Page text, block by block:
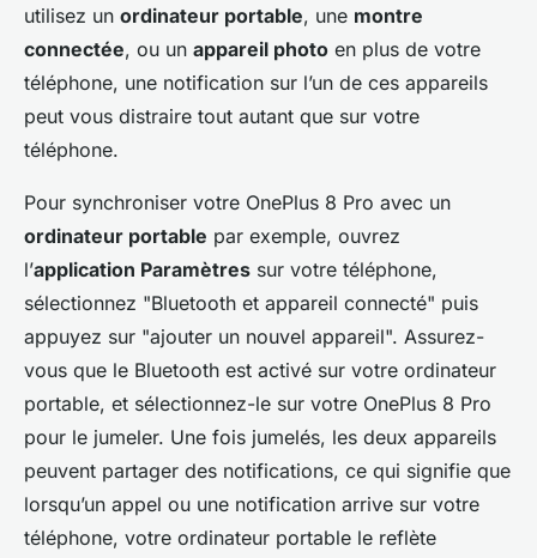
utilisez un ordinateur portable, une montre
connectée, ou un appareil photo en plus de votre
téléphone, une notification sur l’un de ces appareils
peut vous distraire tout autant que sur votre
téléphone.
Pour synchroniser votre OnePlus 8 Pro avec un
ordinateur portable par exemple, ouvrez
l’application Paramètres sur votre téléphone,
sélectionnez "Bluetooth et appareil connecté" puis
appuyez sur "ajouter un nouvel appareil". Assurez-
vous que le Bluetooth est activé sur votre ordinateur
portable, et sélectionnez-le sur votre OnePlus 8 Pro
pour le jumeler. Une fois jumelés, les deux appareils
peuvent partager des notifications, ce qui signifie que
lorsqu’un appel ou une notification arrive sur votre
téléphone, votre ordinateur portable le reflète